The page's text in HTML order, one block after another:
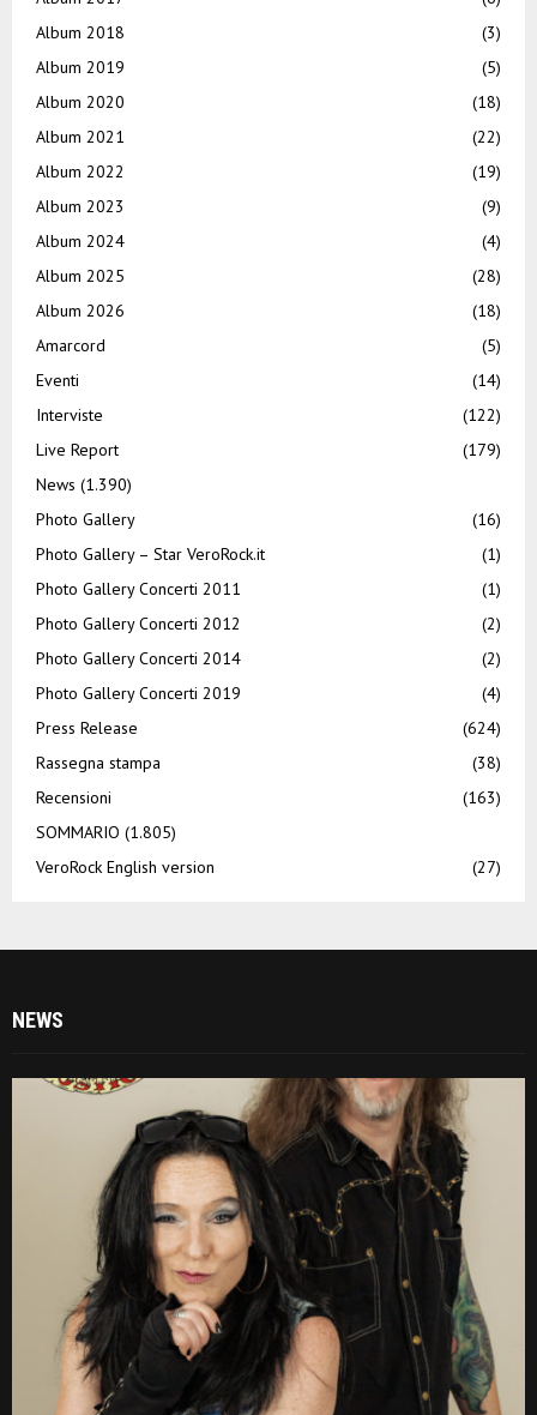
Album 2018
(3)
Album 2019
(5)
Album 2020
(18)
Album 2021
(22)
Album 2022
(19)
Album 2023
(9)
Album 2024
(4)
Album 2025
(28)
Album 2026
(18)
Amarcord
(5)
Eventi
(14)
Interviste
(122)
Live Report
(179)
News (1.390)
Photo Gallery
(16)
Photo Gallery – Star VeroRock.it
(1)
Photo Gallery Concerti 2011
(1)
Photo Gallery Concerti 2012
(2)
Photo Gallery Concerti 2014
(2)
Photo Gallery Concerti 2019
(4)
Press Release
(624)
Rassegna stampa
(38)
Recensioni
(163)
SOMMARIO (1.805)
VeroRock English version
(27)
NEWS